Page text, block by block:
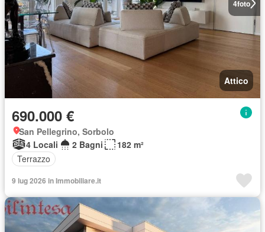
4foto
Attico
690.000 €
San Pellegrino, Sorbolo
4 Locali
2 Bagni
182 m²
Terrazzo
9 lug 2026 in Immobiliare.it